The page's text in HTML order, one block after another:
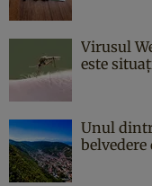
Virusul
este
Unul